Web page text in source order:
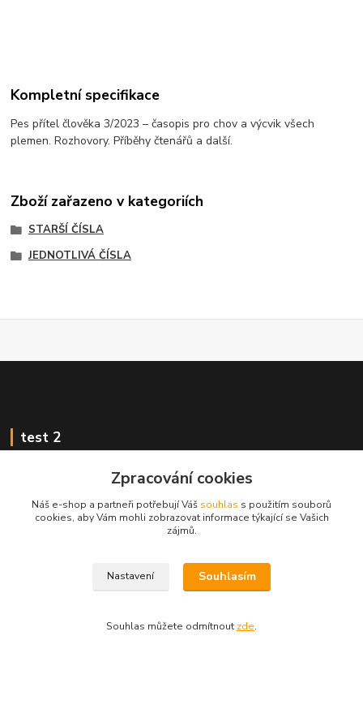
Kompletní specifikace
Pes přítel člověka 3/2023 – časopis pro chov a výcvik všech
plemen. Rozhovory. Příběhy čtenářů a další.
Zboží zařazeno v kategoriích
STARŠÍ ČÍSLA
JEDNOTLIVÁ ČÍSLA
test 2
+420 222 718 046, volba 3
Zpracování cookies
Náš e-shop a partneři potřebují Váš souhlas s použitím souborů
cookies, aby Vám mohli zobrazovat informace týkající se Vašich
zájmů.
Nastavení Souhlasím
Souhlas můžete odmítnout zde.